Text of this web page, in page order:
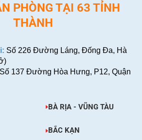
PHÒNG TẠI 63 TỈNH
THÀNH
Số 226 Đường Láng, Đống Đa, Hà
Số 137 Đường Hòa Hưng, P12, Quận
BÀ RỊA - VŨNG TÀU
BẮC KẠN